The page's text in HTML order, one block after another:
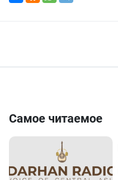
Самое читаемое